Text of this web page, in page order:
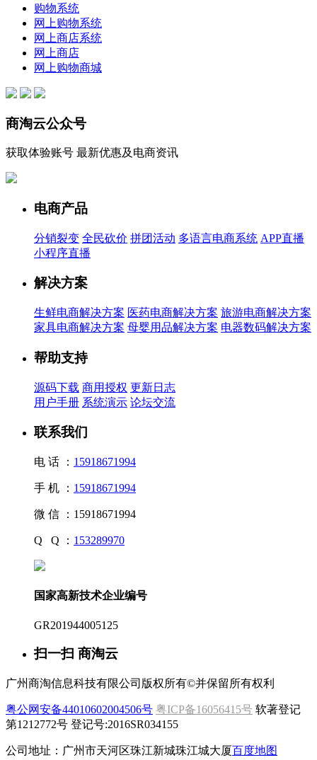
购物系统
网上购物系统
网上商店系统
网上商店
网上购物商城
商淘云公众号
获取体验账号 最新优惠及电商资讯
电商产品
分销裂变 全民砍价 拼团活动 多语言电商系统 APP直播
小程序直播
解决方案
生鲜电商解决方案 医药电商解决方案 旅游电商解决方案
家具电商解决方案 母婴用品解决方案 电器数码解决方案
帮助支持
源码下载 商用授权 更新日志
用户手册 系统演示 论坛交流
联系我们
电 话 ： 15918671994
手 机 ： 15918671994
微 信 ： 15918671994
Q Q ： 153289970
国家高新技术企业编号
GR201944005125
扫一扫 商淘云
广州商淘信息科技有限公司版权所有©并保留所有权利
粤公网安备44010602004506号 粤ICP备16056415号 软著登记
第1212772号 登记号:2016SR034155
公司地址：广州市天河区珠江新城珠江城大厦百度地图